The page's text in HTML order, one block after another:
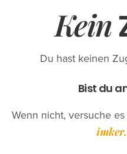
Kein
Du hast keinen
Bist du
Wenn nicht, versuche